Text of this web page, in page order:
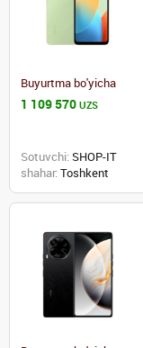
Buyurtma bo'yicha
1 109 570 UZS
Sotuvchi: SHOP-IT
shahar: Toshkent